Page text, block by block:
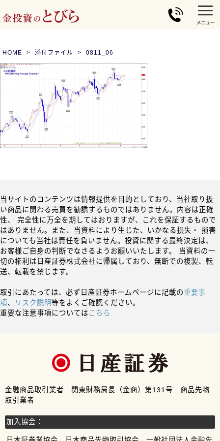
HOME 添付ファイル 0811_06
当サイトのコンテンツは情報提供を目的としており、当社取り扱
い商品に関わる売買を勧誘するものではありません。内容は正確
性、 完全性に万全を期してはおりますが、これを保証するもので
はありません。また、当資料により生じた、いかなる損失・ 損害
についても当社は責任を負いません。投資に関する最終決定は、
お客様ご自身の判断でなさるようお願いいたします。 当資料の一
切の権利は日産証券株式会社に帰属しており、無断での複製、転
送、転載を禁じます。
取引にあたっては、必ず日産証券ホームページに記載の重要事
項、 リスク説明等をよくご確認ください。
重要な注意事項についてはこちら
金融商品取引業者 関東財務局長（金商）第131号 商品先物
取引業者
加入協会：